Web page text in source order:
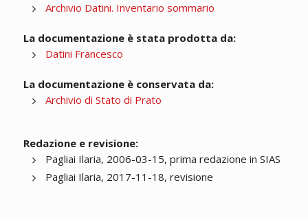
Archivio Datini. Inventario sommario
La documentazione è stata prodotta da:
Datini Francesco
La documentazione è conservata da:
Archivio di Stato di Prato
Redazione e revisione:
Pagliai Ilaria, 2006-03-15, prima redazione in SIAS
Pagliai Ilaria, 2017-11-18, revisione